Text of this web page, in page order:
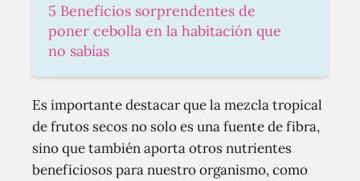
5 Beneficios sorprendentes de
poner cebolla en la habitación que
no sabías
Es importante destacar que la mezcla tropical
de frutos secos no solo es una fuente de fibra,
sino que también aporta otros nutrientes
beneficiosos para nuestro organismo, como